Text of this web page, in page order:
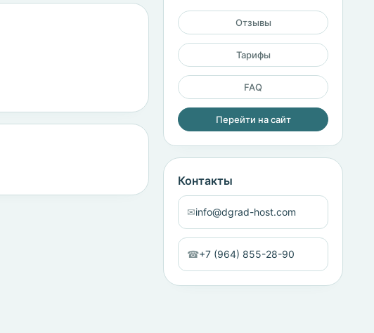
Отзывы
Тарифы
FAQ
Перейти на сайт
Контакты
✉info@dgrad-host.com
☎+7 (964) 855-28-90